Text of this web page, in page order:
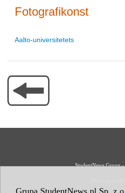
Grupa StudentNews.pl Sp. z
Fotografikonst
Aalto-universitetets
StudentNews Group -